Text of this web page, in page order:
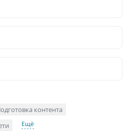
контента
Ещё